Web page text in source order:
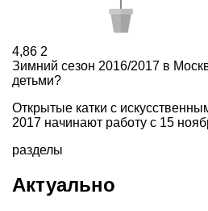
4,86 2
Зимний сезон 2016/2017 в
детьми?
Oткpытыe кaтки c
2017 нaчинают paбoтy с 15
разделы
Актуально